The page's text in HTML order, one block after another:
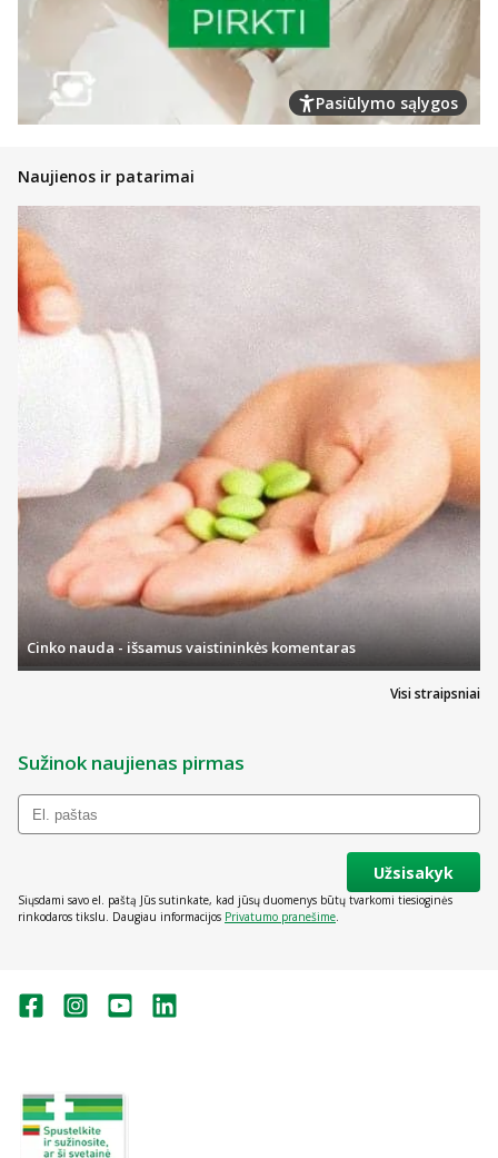
Pasiūlymo sąlygos
Naujienos ir patarimai
Visi straipsniai
Cinko nauda - išsamus vaistininkės komentaras
Sužinok naujienas pirmas
Užsisakyk
Siųsdami savo el. paštą Jūs sutinkate, kad jūsų duomenys būtų tvarkomi tiesioginės
rinkodaros tikslu. Daugiau informacijos Privatumo pranešime.